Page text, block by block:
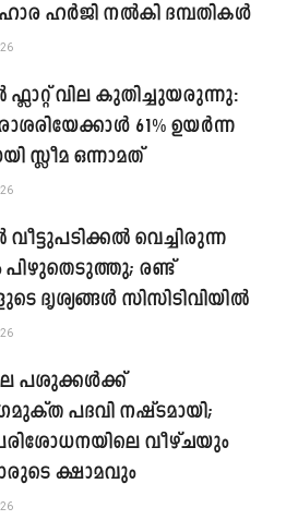
ഹർജി നൽകി ദമ്പതികൾ
ഫ്ലാറ്റ് വില കുതിച്ചുയരുന്നു:
61% ഉയർന്ന
സ്ലീമ ഒന്നാമത്
വീട്ടുപടിക്കൽ വെച്ചിരുന്ന
പിഴുതെടുത്തു; രണ്ട്
ദൃശ്യങ്ങൾ സിസിടിവിയിൽ
പശുക്കൾക്ക്
പദവി നഷ്ടമായി;
വീഴ്ചയും
ക്ഷാമവും